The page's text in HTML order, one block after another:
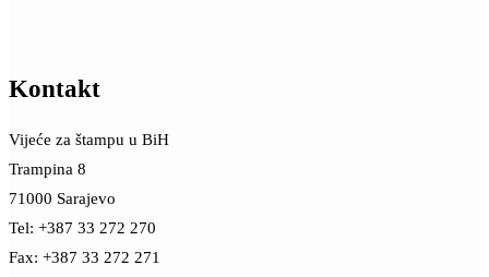
Kontakt
Vijeće za štampu u BiH
Trampina 8
71000 Sarajevo
Tel: +387 33 272 270
Fax: +387 33 272 271